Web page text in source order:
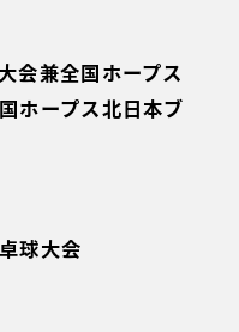
会兼全国ホープス
ホープス北日本ブ
球大会